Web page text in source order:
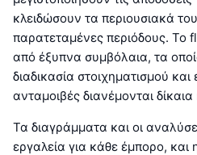
κλειδώσουν τα περιουσιακά
παρατεταμένες περιόδους. Το
από έξυπνα συμβόλαια, τα
διαδικασία στοιχηματισμού
ανταμοιβές διανέμονται
Τα διαγράμματα και οι
εργαλεία για κάθε έμπορο,